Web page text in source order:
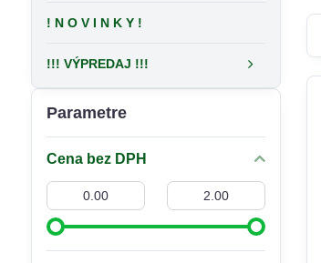
Parametre
Cena bez DPH
Od: Do:
! N O V I N K Y !
!!! VÝPREDAJ !!!